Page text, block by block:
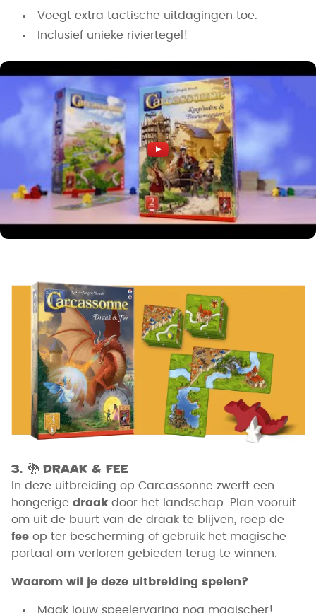
Voegt extra tactische uitdagingen toe.
Inclusief unieke riviertegel!
3. 🐉 Draak & Fee
In deze uitbreiding op Carcassonne zwerft een
hongerige draak door het landschap. Plan vooruit
om uit de buurt van de draak te blijven, roep de
fee op ter bescherming of gebruik het magische
portaal om verloren gebieden terug te winnen.
Waarom wil je deze uitbreiding spelen?
Maak jouw speelervaring nog magischer!